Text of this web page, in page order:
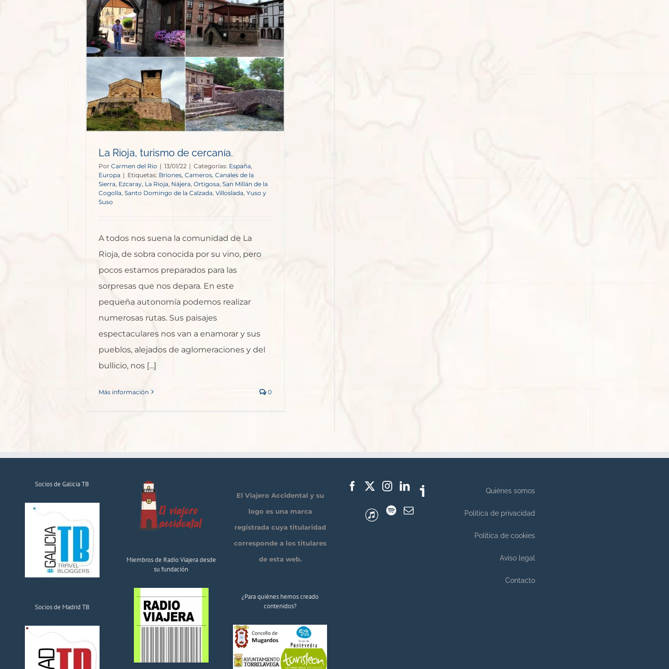
La Rioja, turismo de cercanía.
Por Carmen del Rio | 13/01/22 | Categorías: España
Europa | Etiquetas: Briones, Cameros, Canales de la
Sierra, Ezcaray La Rioja Nájera, Ortigosa, San Millán de la
Cogolla Santo Domingo de la Calzada Villoslada Yuso y
Suso
A todos nos suena la comunidad de La
Rioja, de sobra conocida por su vino, pero
pocos estamos preparados para las
sorpresas que nos depara. En este
pequeña autonomía podemos realizar
numerosas rutas. Sus paisajes
espectaculares nos van a enamorar y sus
pueblos, alejados de aglomeraciones y del
bullicio, nos [...]
Más información 0
Socios de Galicia TB
Socios de Madrid TB
Miembros de Radio Viajera desde
su fundación
El Viajero Accidental y su
logo es una marca
registrada cuya titularidad
corresponde a los titulares
de esta web.
¿Para quiénes hemos creado
contenidos?
Quiénes somos
Política de privacidad
Política de cookies
Aviso legal
Contacto